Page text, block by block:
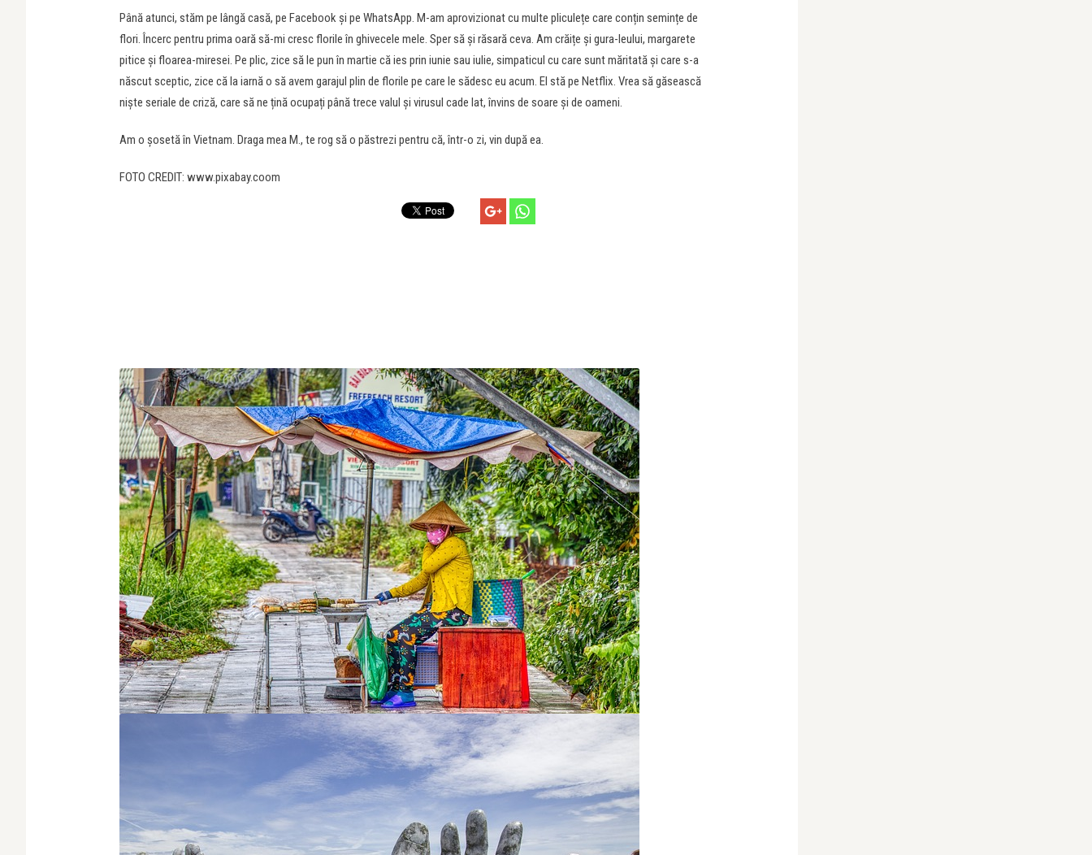
Până atunci, stăm pe lângă casă, pe Facebook și pe WhatsApp. M-am aprovizionat cu multe pliculețe care conțin semințe de
flori. Încerc pentru prima oară să-mi cresc florile în ghivecele mele. Sper să și răsară ceva. Am crăițe și gura-leului, margarete
pitice și floarea-miresei. Pe plic, zice să le pun în martie că ies prin iunie sau iulie, simpaticul cu care sunt măritată și care s-a
născut sceptic, zice că la iarnă o să avem garajul plin de florile pe care le sădesc eu acum. El stă pe Netflix. Vrea să găsească
niște seriale de criză, care să ne țină ocupați până trece valul și virusul cade lat, învins de soare și de oameni.
Am o șosetă în Vietnam. Draga mea M., te rog să o păstrezi pentru că, într-o zi, vin după ea.
FOTO CREDIT: www.pixabay.coom